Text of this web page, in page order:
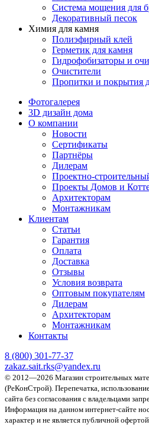
Система мощения для
Декоративный песок
Химия для камня
Полиэфирный клей
Герметик для камня
Гидрофобизаторы и
Очистители
Пропитки и покрытия
Фотогалерея
3D дизайн дома
О компании
Новости
Сертификаты
Партнёры
Дилерам
Проектно-
Проекты Домов и
Архитекторам
Монтажникам
Клиентам
Статьи
Гарантия
Оплата
Доставка
Отзывы
Условия возврата
Оптовым покупателям
Дилерам
Архитекторам
Монтажникам
Контакты
8 (800) 301-77-37
zakaz.sait.rks@yandex.ru
© 2012—2026 Магазин строительных
(РеКонСтрой). Перепечатка,
сайта без согласования с владельцами
Информация на данном интернет-сайте
характер и не является публичной